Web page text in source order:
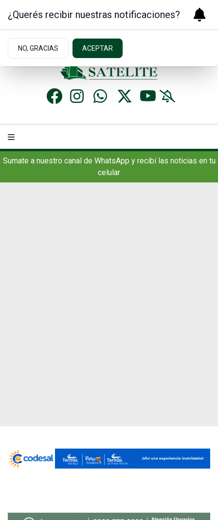
17.1ºc | Concordia, AR
Sumate a nuestro canal de WhatsApp y recibí las noticias en tu
celular
¿Querés recibir nuestras notificaciones?
NO, GRACIAS ACEPTAR